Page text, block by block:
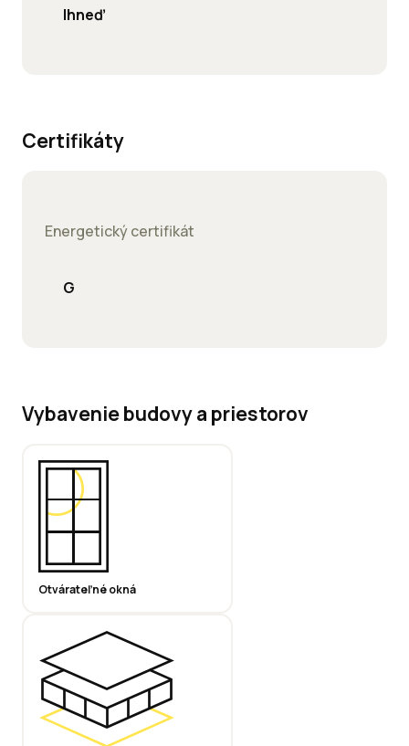
Ihneď
Certifikáty
Energetický certifikát
G
Vybavenie budovy a priestorov
Otvárateľné okná